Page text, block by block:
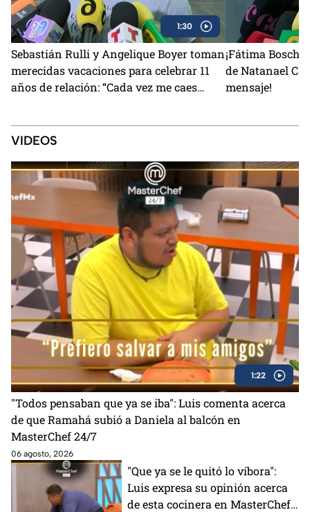
1:30
Sebastián Rulli y Angelique Boyer toman
merecidas vacaciones para celebrar 11
años de relación: “Cada vez me caes
¡Fátima Bosch
de Natanael
mensaje!
VIDEOS
1:22
"Todos pensaban que ya se iba": Luis comenta acerca
de que Ramahá subió a Daniela al balcón en
MasterChef 24/7
06 agosto, 2026
"Que ya se le quitó lo víbora":
Luis expresa su opinión acerca
de esta cocinera en MasterChef